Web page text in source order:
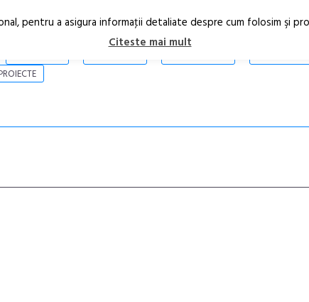
pentru a asigura informaţii detaliate despre cum folosim şi
Citeste mai mult